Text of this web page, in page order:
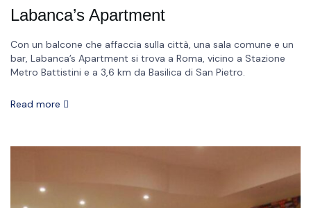
Labanca’s Apartment
Con un balcone che affaccia sulla città, una sala comune e un
bar, Labanca’s Apartment si trova a Roma, vicino a Stazione
Metro Battistini e a 3,6 km da Basilica di San Pietro.
Read more